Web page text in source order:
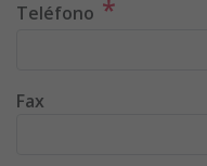
Teléfono *
Fax